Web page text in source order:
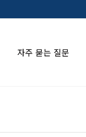
자주 묻는 질문